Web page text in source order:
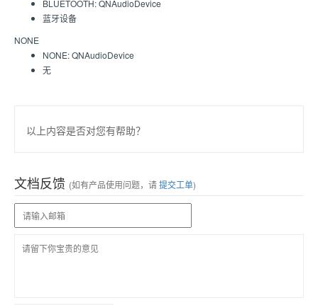
BLUETOOTH: QNAudioDevice
蓝牙设备
NONE
NONE: QNAudioDevice
无
以上内容是否对您有帮助？
文档反馈 (如有产品使用问题，请提交工单)